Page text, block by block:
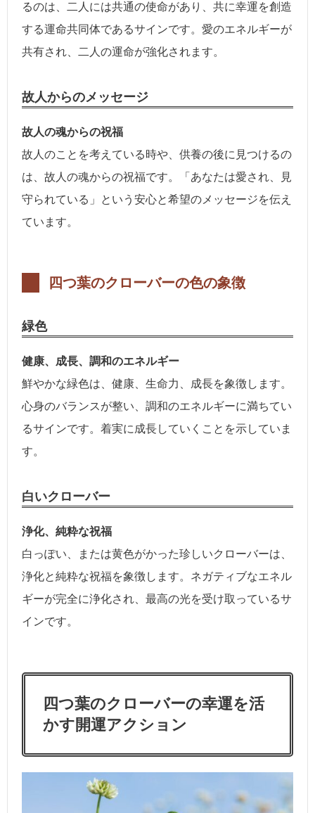
るのは、二人には共通の使命があり、共に幸運を創造
する運命共同体であるサインです。愛のエネルギーが
共有され、二人の運命が強化されます。
故人からのメッセージ
故人の魂からの祝福
故人のことを考えている時や、供養の後に見つけるの
は、故人の魂からの祝福です。「あなたは愛され、見
守られている」という安心と希望のメッセージを伝え
ています。
四つ葉のクローバーの色の象徴
緑色
健康、成長、調和のエネルギー
鮮やかな緑色は、健康、生命力、成長を象徴します。
心身のバランスが整い、調和のエネルギーに満ちてい
るサインです。着実に成長していくことを示していま
す。
白いクローバー
浄化、純粋な祝福
白っぽい、または黄色がかった珍しいクローバーは、
浄化と純粋な祝福を象徴します。ネガティブなエネル
ギーが完全に浄化され、最高の光を受け取っているサ
インです。
四つ葉のクローバーの幸運を活
かす開運アクション